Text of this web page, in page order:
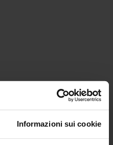
Informazioni sui cookie